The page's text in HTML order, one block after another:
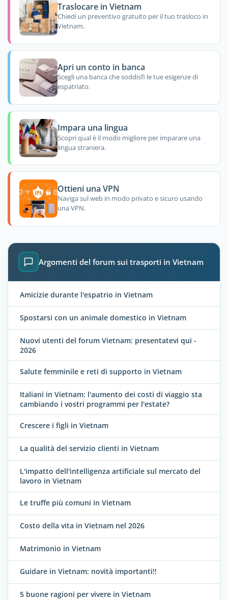
Traslocare in Vietnam
Chiedi un preventivo gratuito per il tuo trasloco in
Vietnam.
Apri un conto in banca
Scegli una banca che soddisfi le tue esigenze di
espatriato.
Impara una lingua
Scopri qual è il modo migliore per imparare una
lingua straniera.
Ottieni una VPN
Naviga sul web in modo privato e sicuro usando
una VPN.
Argomenti del forum sui trasporti in Vietnam
Amicizie durante l'espatrio in Vietnam
Spostarsi con un animale domestico in Vietnam
Nuovi utenti del forum Vietnam: presentatevi qui -
2026
Salute femminile e reti di supporto in Vietnam
Italiani in Vietnam: l'aumento dei costi di viaggio sta
cambiando i vostri programmi per l'estate?
Crescere i figli in Vietnam
La qualità del servizio clienti in Vietnam
L'impatto dell'intelligenza artificiale sul mercato del
lavoro in Vietnam
Le truffe più comuni in Vietnam
Costo della vita in Vietnam nel 2026
Matrimonio in Vietnam
Guidare in Vietnam: novità importanti!!
5 buone ragioni per vivere in Vietnam